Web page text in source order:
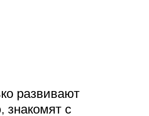
развивают
с